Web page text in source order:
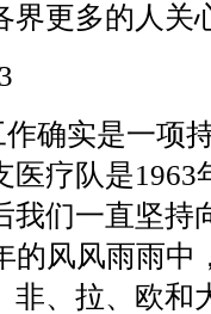
界更多的人关
确实是一项
医疗队是1963
我们一直坚持
的风风雨雨中
非、拉、欧